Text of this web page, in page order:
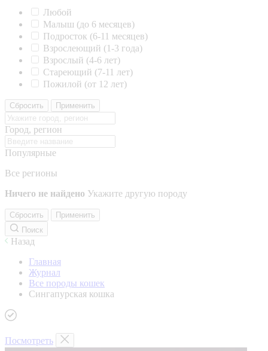
Любой
Малыш (до 6 месяцев)
Подросток (6-11 месяцев)
Взрослеющий (1-3 года)
Взрослый (4-6 лет)
Стареющий (7-11 лет)
Пожилой (от 12 лет)
Сбросить Применить
Город, регион
Популярные
Все регионы
Ничего не найдено Укажите другую породу
Сбросить
Применить
Поиск
Назад
Главная
Журнал
Все породы кошек
Сингапурская кошка
Посмотреть